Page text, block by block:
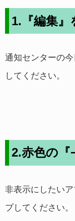
1.『編集』
通知センターの
してください。
2.赤色の『
非表示にしたい
プしてください。